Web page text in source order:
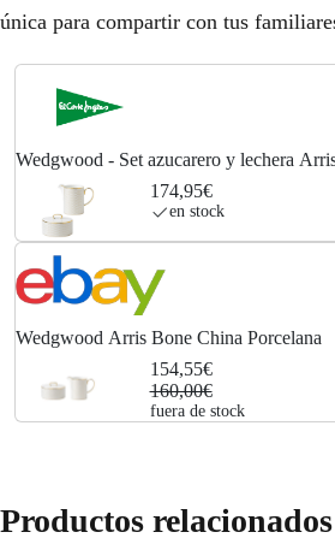
única para compartir con tus
Wedgwood - Set azucarero y lechera
174,95€
en stock
Wedgwood Arris Bone China Porcelana
154,55€
160,00€
fuera de stock
Productos relacionados